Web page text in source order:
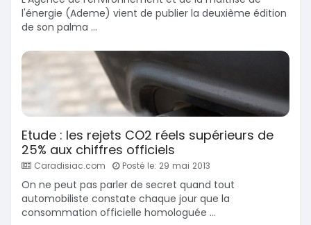
l'énergie (Ademe) vient de publier la deuxième édition
de son palma ...
Etude : les rejets CO2 réels supérieurs de
25% aux chiffres officiels
Caradisiac.com Posté le: 29 mai 2013
On ne peut pas parler de secret quand tout
automobiliste constate chaque jour que la
consommation officielle homologuée ...